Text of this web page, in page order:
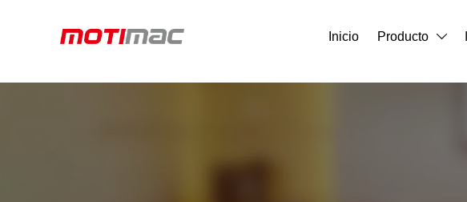
Inicio Producto 